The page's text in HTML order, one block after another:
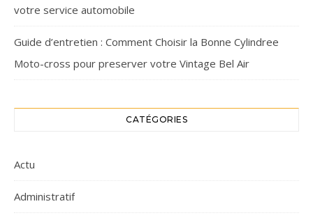
votre service automobile
Guide d’entretien : Comment Choisir la Bonne Cylindree
Moto-cross pour preserver votre Vintage Bel Air
CATÉGORIES
Actu
Administratif